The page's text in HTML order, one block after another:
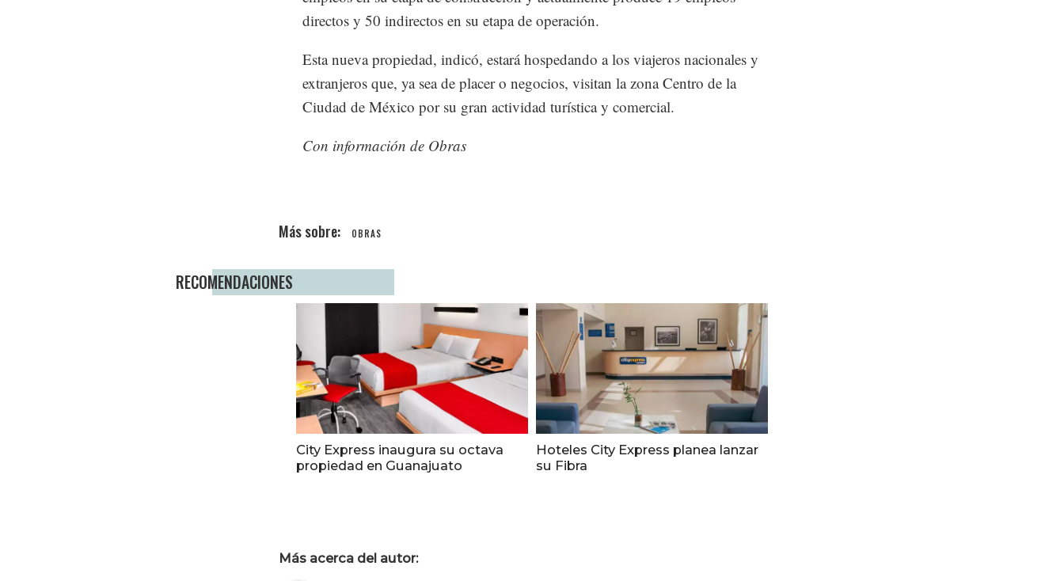
directos y 50 indirectos en su etapa de operación.
Esta nueva propiedad, indicó, estará hospedando a los viajeros nacionales y
extranjeros que, ya sea de placer o negocios, visitan la zona Centro de la
Ciudad de México por su gran actividad turística y comercial.
Con información de Obras
OBRAS
RECOMENDACIONES
City Express inaugura su octava
propiedad en Guanajuato
Hoteles City Express planea lanzar
su Fibra
Más acerca del autor: